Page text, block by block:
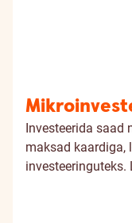
Investeerida saad
maksad kaardiga,
investeeringuteks.